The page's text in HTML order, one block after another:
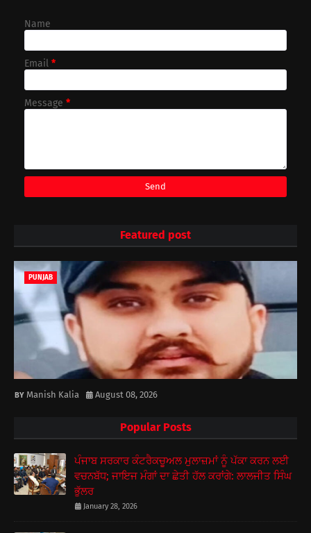
Name
Email *
Message *
Featured post
PUNJAB
Manish Kalia August 08, 2026
Popular Posts
ਪੰਜਾਬ ਸਰਕਾਰ ਕੰਟਰੈਕਚੂਅਲ ਮੁਲਾਜ਼ਮਾਂ ਨੂੰ ਪੱਕਾ ਕਰਨ ਲਈ
ਵਚਨਬੱਧ; ਜਾਇਜ ਮੰਗਾਂ ਦਾ ਛੇਤੀ ਹੱਲ ਕਰਾਂਗੇ: ਲਾਲਜੀਤ ਸਿੰਘ
ਭੁੱਲਰ
January 28, 2026